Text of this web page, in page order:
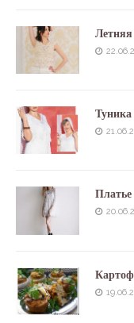
Летняя
Туника
Платье